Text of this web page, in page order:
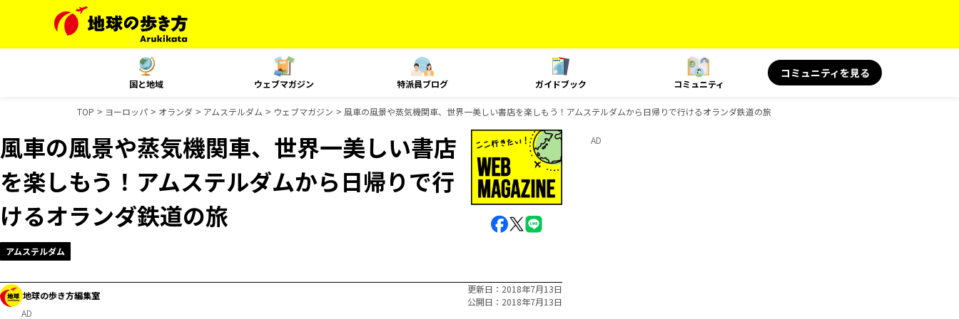
国と地域 ウェブマガジン 特派員ブログ ガイドブック コミュニティ
コミュニティを見る
TOP ヨーロッパ オランダ アムステルダム ウェブマガジン 風車の風景や蒸気機関車、世界一美しい書店を楽しもう！アムステルダムから日帰りで行けるオランダ鉄道の旅
風車の風景や蒸気機関車、世界一美しい書店
を楽しもう！アムステルダムから日帰りで行
けるオランダ鉄道の旅
アムステルダム
地球の歩き方編集室
更新日
2018年7月13日
公開日
2018年7月13日
AD
AD